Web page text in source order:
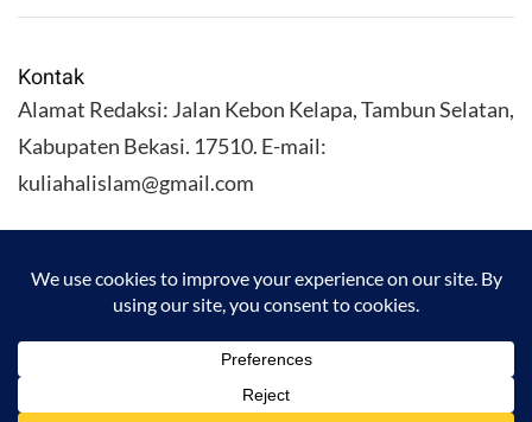
Kontak
Alamat Redaksi: Jalan Kebon Kelapa, Tambun Selatan,
Kabupaten Bekasi. 17510. E-mail:
kuliahalislam@gmail.com
KULIAHALISLAM.COM Copyright (C) 2026